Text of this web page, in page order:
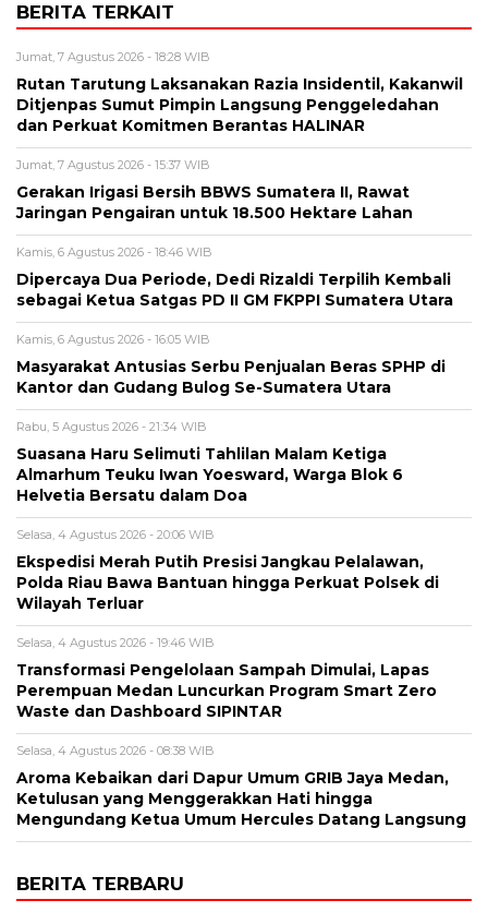
BERITA TERKAIT
Jumat, 7 Agustus 2026 - 18:28 WIB
Rutan Tarutung Laksanakan Razia Insidentil, Kakanwil
Ditjenpas Sumut Pimpin Langsung Penggeledahan
dan Perkuat Komitmen Berantas HALINAR
Jumat, 7 Agustus 2026 - 15:37 WIB
Gerakan Irigasi Bersih BBWS Sumatera II, Rawat
Jaringan Pengairan untuk 18.500 Hektare Lahan
Kamis, 6 Agustus 2026 - 18:46 WIB
Dipercaya Dua Periode, Dedi Rizaldi Terpilih Kembali
sebagai Ketua Satgas PD II GM FKPPI Sumatera Utara
Kamis, 6 Agustus 2026 - 16:05 WIB
Masyarakat Antusias Serbu Penjualan Beras SPHP di
Kantor dan Gudang Bulog Se-Sumatera Utara
Rabu, 5 Agustus 2026 - 21:34 WIB
Suasana Haru Selimuti Tahlilan Malam Ketiga
Almarhum Teuku Iwan Yoesward, Warga Blok 6
Helvetia Bersatu dalam Doa
Selasa, 4 Agustus 2026 - 20:06 WIB
Ekspedisi Merah Putih Presisi Jangkau Pelalawan,
Polda Riau Bawa Bantuan hingga Perkuat Polsek di
Wilayah Terluar
Selasa, 4 Agustus 2026 - 19:46 WIB
Transformasi Pengelolaan Sampah Dimulai, Lapas
Perempuan Medan Luncurkan Program Smart Zero
Waste dan Dashboard SIPINTAR
Selasa, 4 Agustus 2026 - 08:38 WIB
Aroma Kebaikan dari Dapur Umum GRIB Jaya Medan,
Ketulusan yang Menggerakkan Hati hingga
Mengundang Ketua Umum Hercules Datang Langsung
BERITA TERBARU